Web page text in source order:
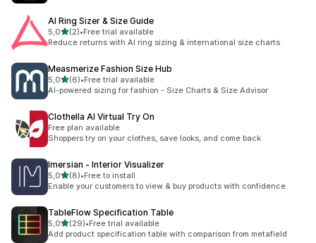
AI Ring Sizer & Size Guide
5,0/ 5 tähteä
(2)
2 arvostelua yhteensä
•Free trial available
Reduce returns with AI ring sizing & international size charts
Measmerize Fashion Size Hub
5,0/ 5 tähteä
(6)
6 arvostelua yhteensä
•Free trial available
AI-powered sizing for fashion - Size Charts & Size Advisor
Clothella AI Virtual Try On
Free plan available
Shoppers try on your clothes, save looks, and come back
Imersian ‑ Interior Visualizer
5,0/ 5 tähteä
(8)
8 arvostelua yhteensä
•Free to install
Enable your customers to view & buy products with confidence.
TableFlow Specification Table
5,0/ 5 tähteä
(29)
29 arvostelua yhteensä
•Free trial available
Add product specification table with comparison from metafield